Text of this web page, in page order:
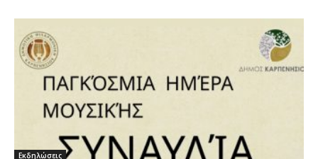
Εκδηλώσεις